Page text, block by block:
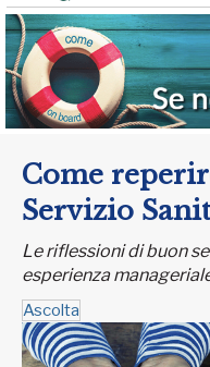
Come
Servizio
Le riflessioni di buon
esperienza
Ascolta